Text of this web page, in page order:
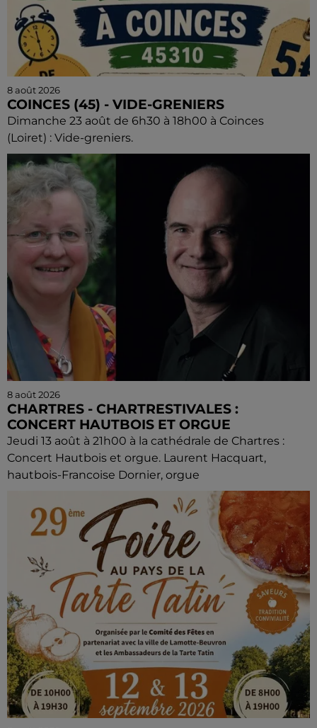
8 août 2026
COINCES (45) - VIDE-GRENIERS
Dimanche 23 août de 6h30 à 18h00 à Coinces
(Loiret) : Vide-greniers.
8 août 2026
CHARTRES - CHARTRESTIVALES :
CONCERT HAUTBOIS ET ORGUE
Jeudi 13 août à 21h00 à la cathédrale de Chartres :
Concert Hautbois et orgue. Laurent Hacquart,
hautbois-Francoise Dornier, orgue